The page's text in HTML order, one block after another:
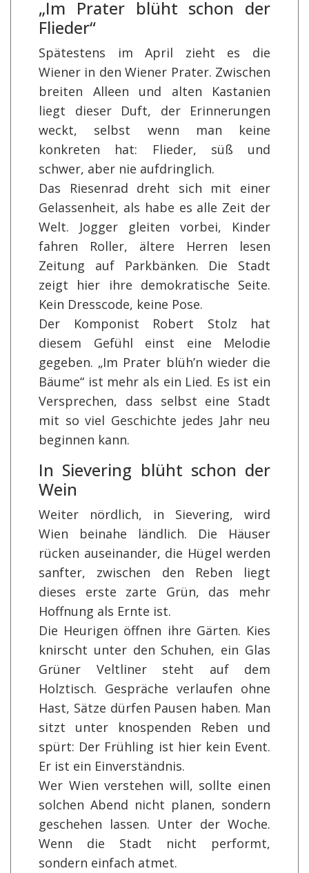
„Im Prater blüht schon der
Flieder“
Spätestens im April zieht es die
Wiener in den Wiener Prater. Zwischen
breiten Alleen und alten Kastanien
liegt dieser Duft, der Erinnerungen
weckt, selbst wenn man keine
konkreten hat: Flieder, süß und
schwer, aber nie aufdringlich.
Das Riesenrad dreht sich mit einer
Gelassenheit, als habe es alle Zeit der
Welt. Jogger gleiten vorbei, Kinder
fahren Roller, ältere Herren lesen
Zeitung auf Parkbänken. Die Stadt
zeigt hier ihre demokratische Seite.
Kein Dresscode, keine Pose.
Der Komponist Robert Stolz hat
diesem Gefühl einst eine Melodie
gegeben. „Im Prater blüh’n wieder die
Bäume“ ist mehr als ein Lied. Es ist ein
Versprechen, dass selbst eine Stadt
mit so viel Geschichte jedes Jahr neu
beginnen kann.
In Sievering blüht schon der
Wein
Weiter nördlich, in Sievering, wird
Wien beinahe ländlich. Die Häuser
rücken auseinander, die Hügel werden
sanfter, zwischen den Reben liegt
dieses erste zarte Grün, das mehr
Hoffnung als Ernte ist.
Die Heurigen öffnen ihre Gärten. Kies
knirscht unter den Schuhen, ein Glas
Grüner Veltliner steht auf dem
Holztisch. Gespräche verlaufen ohne
Hast, Sätze dürfen Pausen haben. Man
sitzt unter knospenden Reben und
spürt: Der Frühling ist hier kein Event.
Er ist ein Einverständnis.
Wer Wien verstehen will, sollte einen
solchen Abend nicht planen, sondern
geschehen lassen. Unter der Woche.
Wenn die Stadt nicht performt,
sondern einfach atmet.